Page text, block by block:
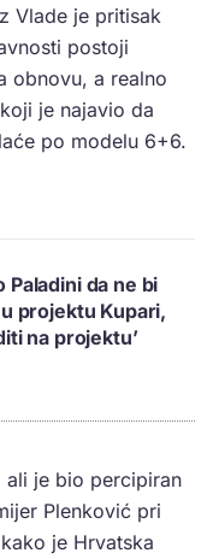
Vlade je pritisak
postoji
obnovu, a realno
je najavio da
po modelu 6+6.
da ne bi
projektu Kupari,
na projektu’
ali je bio percipiran
Plenković pri
je Hrvatska